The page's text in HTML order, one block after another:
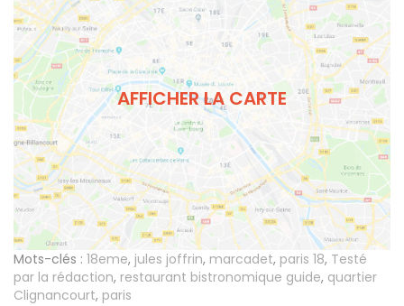
AFFICHER LA CARTE
Mots-clés : 18eme, jules joffrin, marcadet, paris 18, Testé
par la rédaction, restaurant bistronomique guide, quartier
Clignancourt, paris